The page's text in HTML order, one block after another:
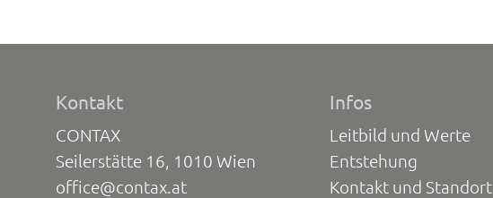
Kontakt
CONTAX
Seilerstätte 16, 1010 Wien
office@contax.at
Infos
Leitbild und Werte
Entstehung
Kontakt und Standort